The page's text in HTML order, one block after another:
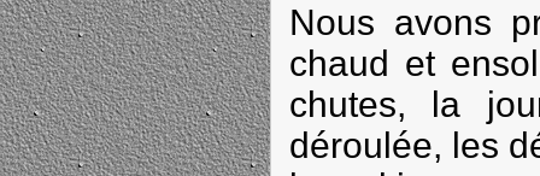
Nous avons
chaud et
chutes, la
déroulée, les